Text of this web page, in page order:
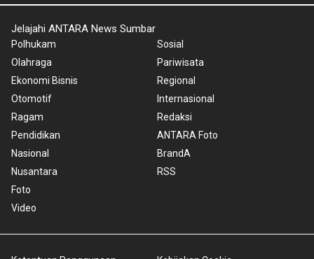
Jelajahi ANTARA News Sumbar
Polhukam
Olahraga
Ekonomi Bisnis
Otomotif
Ragam
Pendidikan
Nasional
Nusantara
Foto
Video
Sosial
Pariwisata
Regional
Internasional
Redaksi
ANTARA Foto
BrandA
RSS